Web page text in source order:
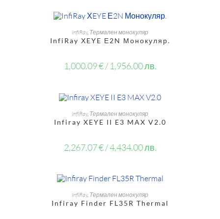
ОЩЕ
InfIRay, Термален монокуляр
InfiRay ХEYE Е2N Монокуляр.
1,000.09€ / 1,956.00 лв.
InfIRay, Термален монокуляр
Infiray XEYE II E3 MAX V2.0
2,267.07€ / 4,434.00 лв.
ОЩЕ
InfIRay, Термален монокуляр
Infiray Finder FL35R Thermal